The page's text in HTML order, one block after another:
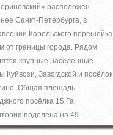
расположен
Санкт-Петербурга, в
Карельского перешейка,
от границы города. Рядом
крупные населенные
Куйвози, Завогдской и посёлок
Общая площадь
посёлка 15 Га.
поделена на 49 ...